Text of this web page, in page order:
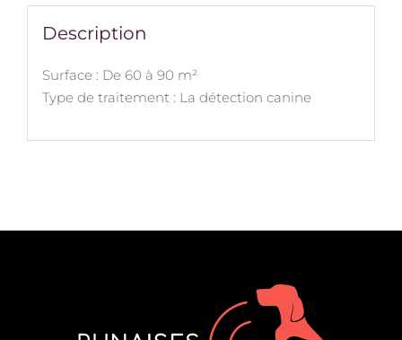
Description
Surface : De 60 à 90 m²
Type de traitement : La détection canine